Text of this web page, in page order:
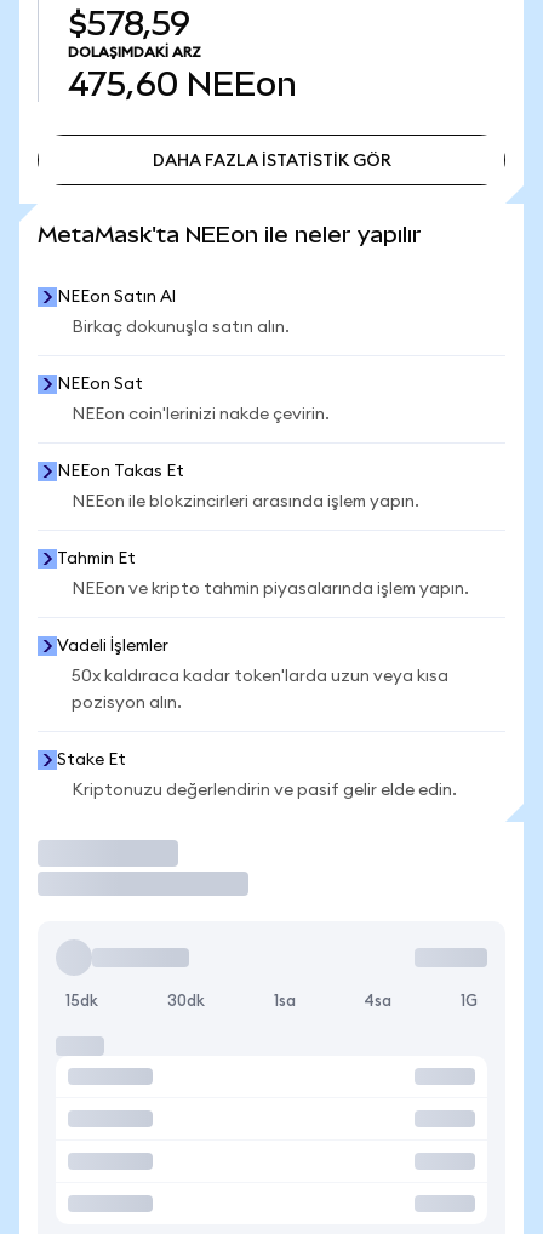
$578,59
DOLAŞIMDAKI ARZ
475,60 NEEon
DAHA FAZLA İSTATİSTİK GÖR
MetaMask'ta NEEon ile neler yapılır
NEEon Satın Al
Birkaç dokunuşla satın alın.
NEEon Sat
NEEon coin'lerinizi nakde çevirin.
NEEon Takas Et
NEEon ile blokzincirleri arasında işlem yapın.
Tahmin Et
NEEon ve kripto tahmin piyasalarında işlem yapın.
Vadeli İşlemler
50x kaldıraca kadar token'larda uzun veya kısa
pozisyon alın.
Stake Et
Kriptonuzu değerlendirin ve pasif gelir elde edin.
15dk 30dk 1sa 4sa 1G